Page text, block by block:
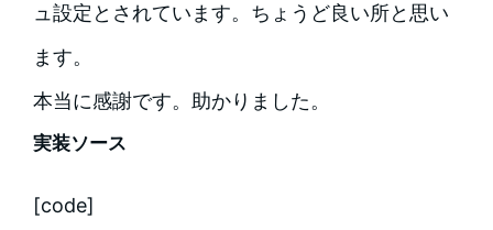
ュ設定とされています。ちょうど良い所と思い
ます。
本当に感謝です。助かりました。
実装ソース
[code]